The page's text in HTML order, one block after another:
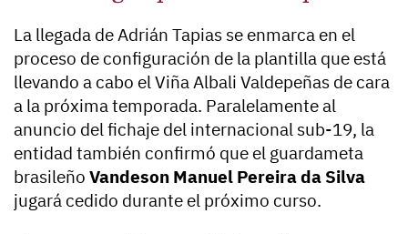
La llegada de Adrián Tapias se enmarca en el
proceso de configuración de la plantilla que está
llevando a cabo el Viña Albali Valdepeñas de cara
a la próxima temporada. Paralelamente al
anuncio del fichaje del internacional sub-19, la
entidad también confirmó que el guardameta
brasileño Vandeson Manuel Pereira da Silva
jugará cedido durante el próximo curso.